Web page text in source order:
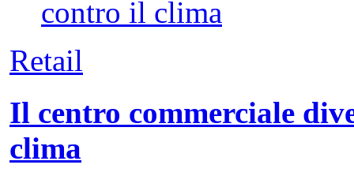
Retail
Il centro commerciale
clima